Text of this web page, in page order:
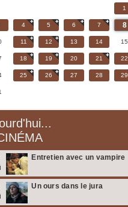
1
4 5 6 7 8
11 12 13 14 15
18 19 20 21 22
25 26 27 28 29
Entretien avec un vampire
Un ours dans le jura